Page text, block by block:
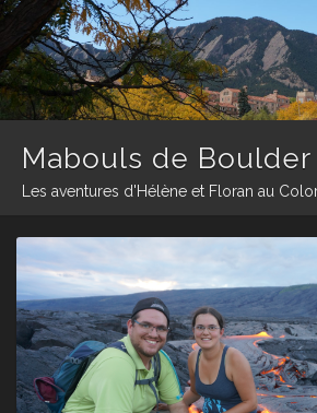
Mabouls de Boulder
Les aventures d'Hélène et Floran au
Skip
to
content